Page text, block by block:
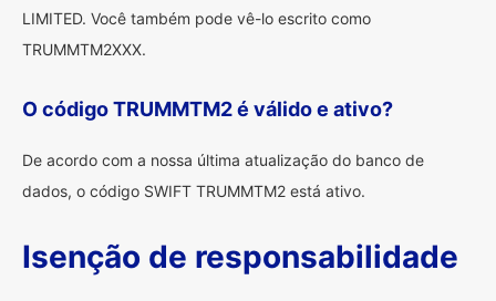
LIMITED. Você também pode vê-lo escrito como
TRUMMTM2XXX.
O código TRUMMTM2 é válido e ativo?
De acordo com a nossa última atualização do banco de
dados, o código SWIFT TRUMMTM2 está ativo.
Isenção de responsabilidade